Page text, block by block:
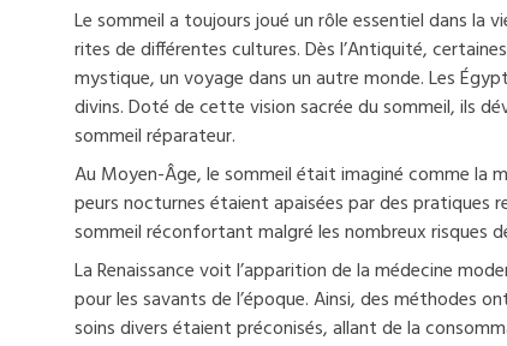
Le sommeil a toujours joué un rôle essentiel dans la
rites de différentes cultures. Dès l’Antiquité,
mystique, un voyage dans un autre monde. Les
divins. Doté de cette vision sacrée du sommeil, ils
sommeil réparateur.
Au Moyen-Âge, le sommeil était imaginé comme la
peurs nocturnes étaient apaisées par des pratiques
sommeil réconfortant malgré les nombreux risques
La Renaissance voit l’apparition de la médecine
pour les savants de l’époque. Ainsi, des méthodes
soins divers étaient préconisés, allant de la